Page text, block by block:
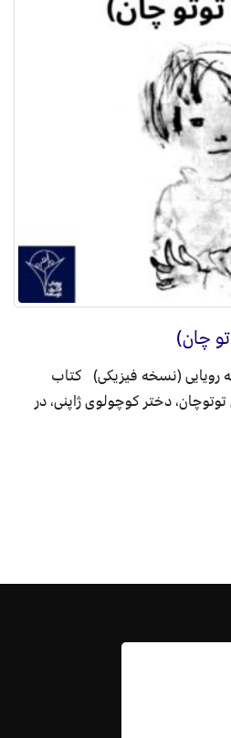
چان)
رویایی (نسخه فیزیکی) کتاب
دختر کوچولوی ژاپنی، در